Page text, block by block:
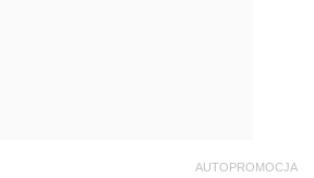
AUTOPROMOCJA